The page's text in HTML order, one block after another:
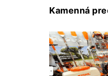
Kamenná